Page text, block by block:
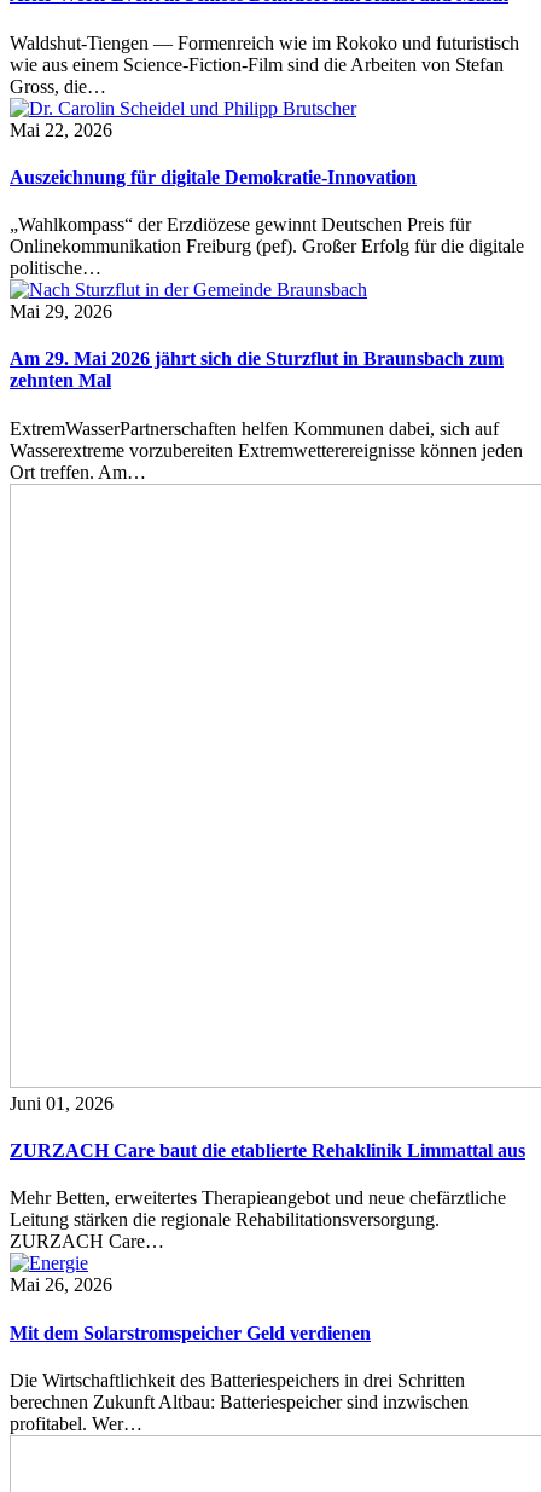
Waldshut-Tiengen — Formenreich wie im Rokoko und futuristisch
wie aus einem Science-Fiction-Film sind die Arbeiten von Stefan
Gross, die…
Mai 22, 2026
Auszeichnung für digitale Demokratie-Innovation
„Wahlkompass“ der Erzdiözese gewinnt Deutschen Preis für
Onlinekommunikation Freiburg (pef). Großer Erfolg für die digitale
politische…
Mai 29, 2026
Am 29. Mai 2026 jährt sich die Sturzflut in Braunsbach zum
zehnten Mal
ExtremWasserPartnerschaften helfen Kommunen dabei, sich auf
Wasserextreme vorzubereiten Extremwetterereignisse können jeden
Ort treffen. Am…
Juni 01, 2026
ZURZACH Care baut die etablierte Rehaklinik Limmattal aus
Mehr Betten, erweitertes Therapieangebot und neue chefärztliche
Leitung stärken die regionale Rehabilitationsversorgung.
ZURZACH Care…
Mai 26, 2026
Mit dem Solarstromspeicher Geld verdienen
Die Wirtschaftlichkeit des Batteriespeichers in drei Schritten
berechnen Zukunft Altbau: Batteriespeicher sind inzwischen
profitabel. Wer…